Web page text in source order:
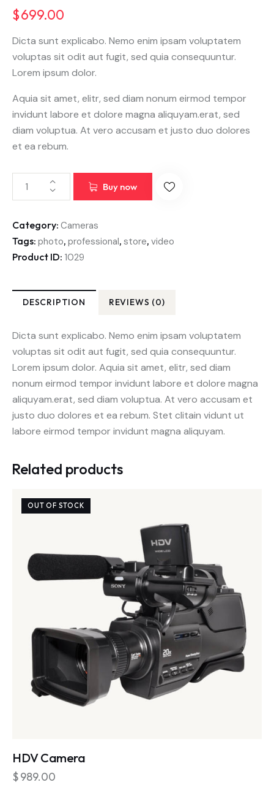
$699.00
Dicta sunt explicabo. Nemo enim ipsam voluptatem
voluptas sit odit aut fugit, sed quia consequuntur.
Lorem ipsum dolor.
Aquia sit amet, elitr, sed diam nonum eirmod tempor
invidunt labore et dolore magna aliquyam.erat, sed
diam voluptua. At vero accusam et justo duo dolores
et ea rebum.
Buy now
Category: Cameras
Tags: photo, professional, store, video
Product ID: 1029
DESCRIPTION REVIEWS (0)
Dicta sunt explicabo. Nemo enim ipsam voluptatem
voluptas sit odit aut fugit, sed quia consequuntur.
Lorem ipsum dolor. Aquia sit amet, elitr, sed diam
nonum eirmod tempor invidunt labore et dolore magna
aliquyam.erat, sed diam voluptua. At vero accusam et
justo duo dolores et ea rebum. Stet clitain vidunt ut
labore eirmod tempor invidunt magna aliquyam.
Related products
OUT OF STOCK
HDV Camera
$989.00